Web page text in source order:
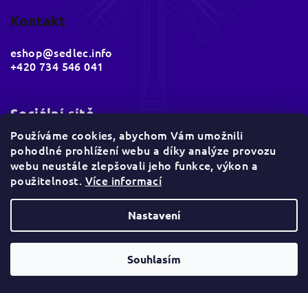
Používáme cookies, abychom Vám umožnili
pohodlné prohlížení webu a díky analýze provozu
webu neustále zlepšovali jeho funkce, výkon a
použitelnost. Více informací
Nastavení
Souhlasím
Kontakt
eshop@sedlec.info
+420 734 546 041
Sociální sítě
Sedlec e-shop
vyhrazena.
Vytvořil Shoptet